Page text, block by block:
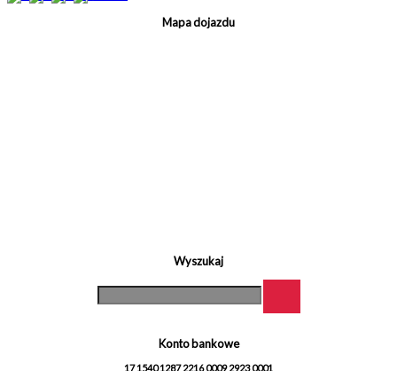
Mapa dojazdu
Wyszukaj
Konto bankowe
17 1540 1287 2216 0009 2923 0001